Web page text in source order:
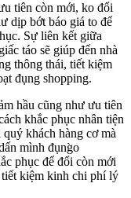
tiên còn mới, ko đổi
dịp bớt báo giá to để
Sự liên kết giữa
táo sẽ giúp đến nhà
thông thái, tiết kiệm
đụng shopping.
hầu cũng như ưu tiên
khắc phục nhân tiện
khách hàng cơ mà
mình đụng̀o
phục để đổi còn mới
kiệm kinh chi phí lý